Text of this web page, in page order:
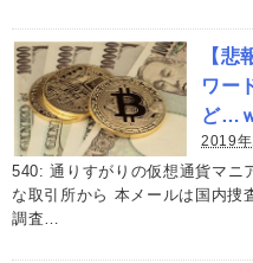
【
ワー
ど…
2019
540: 通りすがりの仮想通貨マ
な取引所から 本メールは国内捜
調査…